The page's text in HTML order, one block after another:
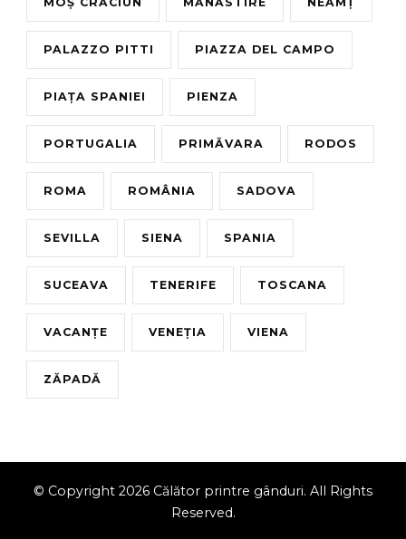
PALAZZO PITTI PIAZZA DEL CAMPO
PIAȚA SPANIEI PIENZA
PORTUGALIA PRIMĂVARA RODOS
ROMA ROMÂNIA SADOVA
SEVILLA SIENA SPANIA
SUCEAVA TENERIFE TOSCANA
VACANȚE VENEȚIA VIENA
ZĂPADĂ
© Copyright 2026 Călător printre gânduri. All Rights
Reserved.